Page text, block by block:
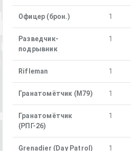
Офицер (брон.) 1
Разведчик-
подрывник
1
Rifleman 1
Гранатомётчик (M79) 1
Гранатомётчик
(РПГ-26)
1
Grenadier (Day Patrol) 1